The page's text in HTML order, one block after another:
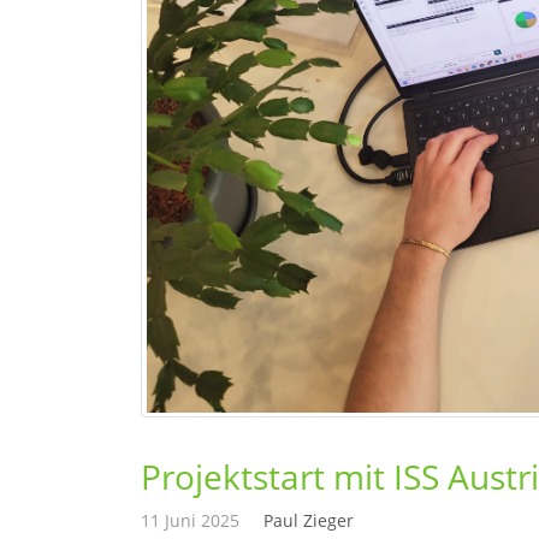
Projektstart mit ISS
11 Juni 2025 Paul Zieger